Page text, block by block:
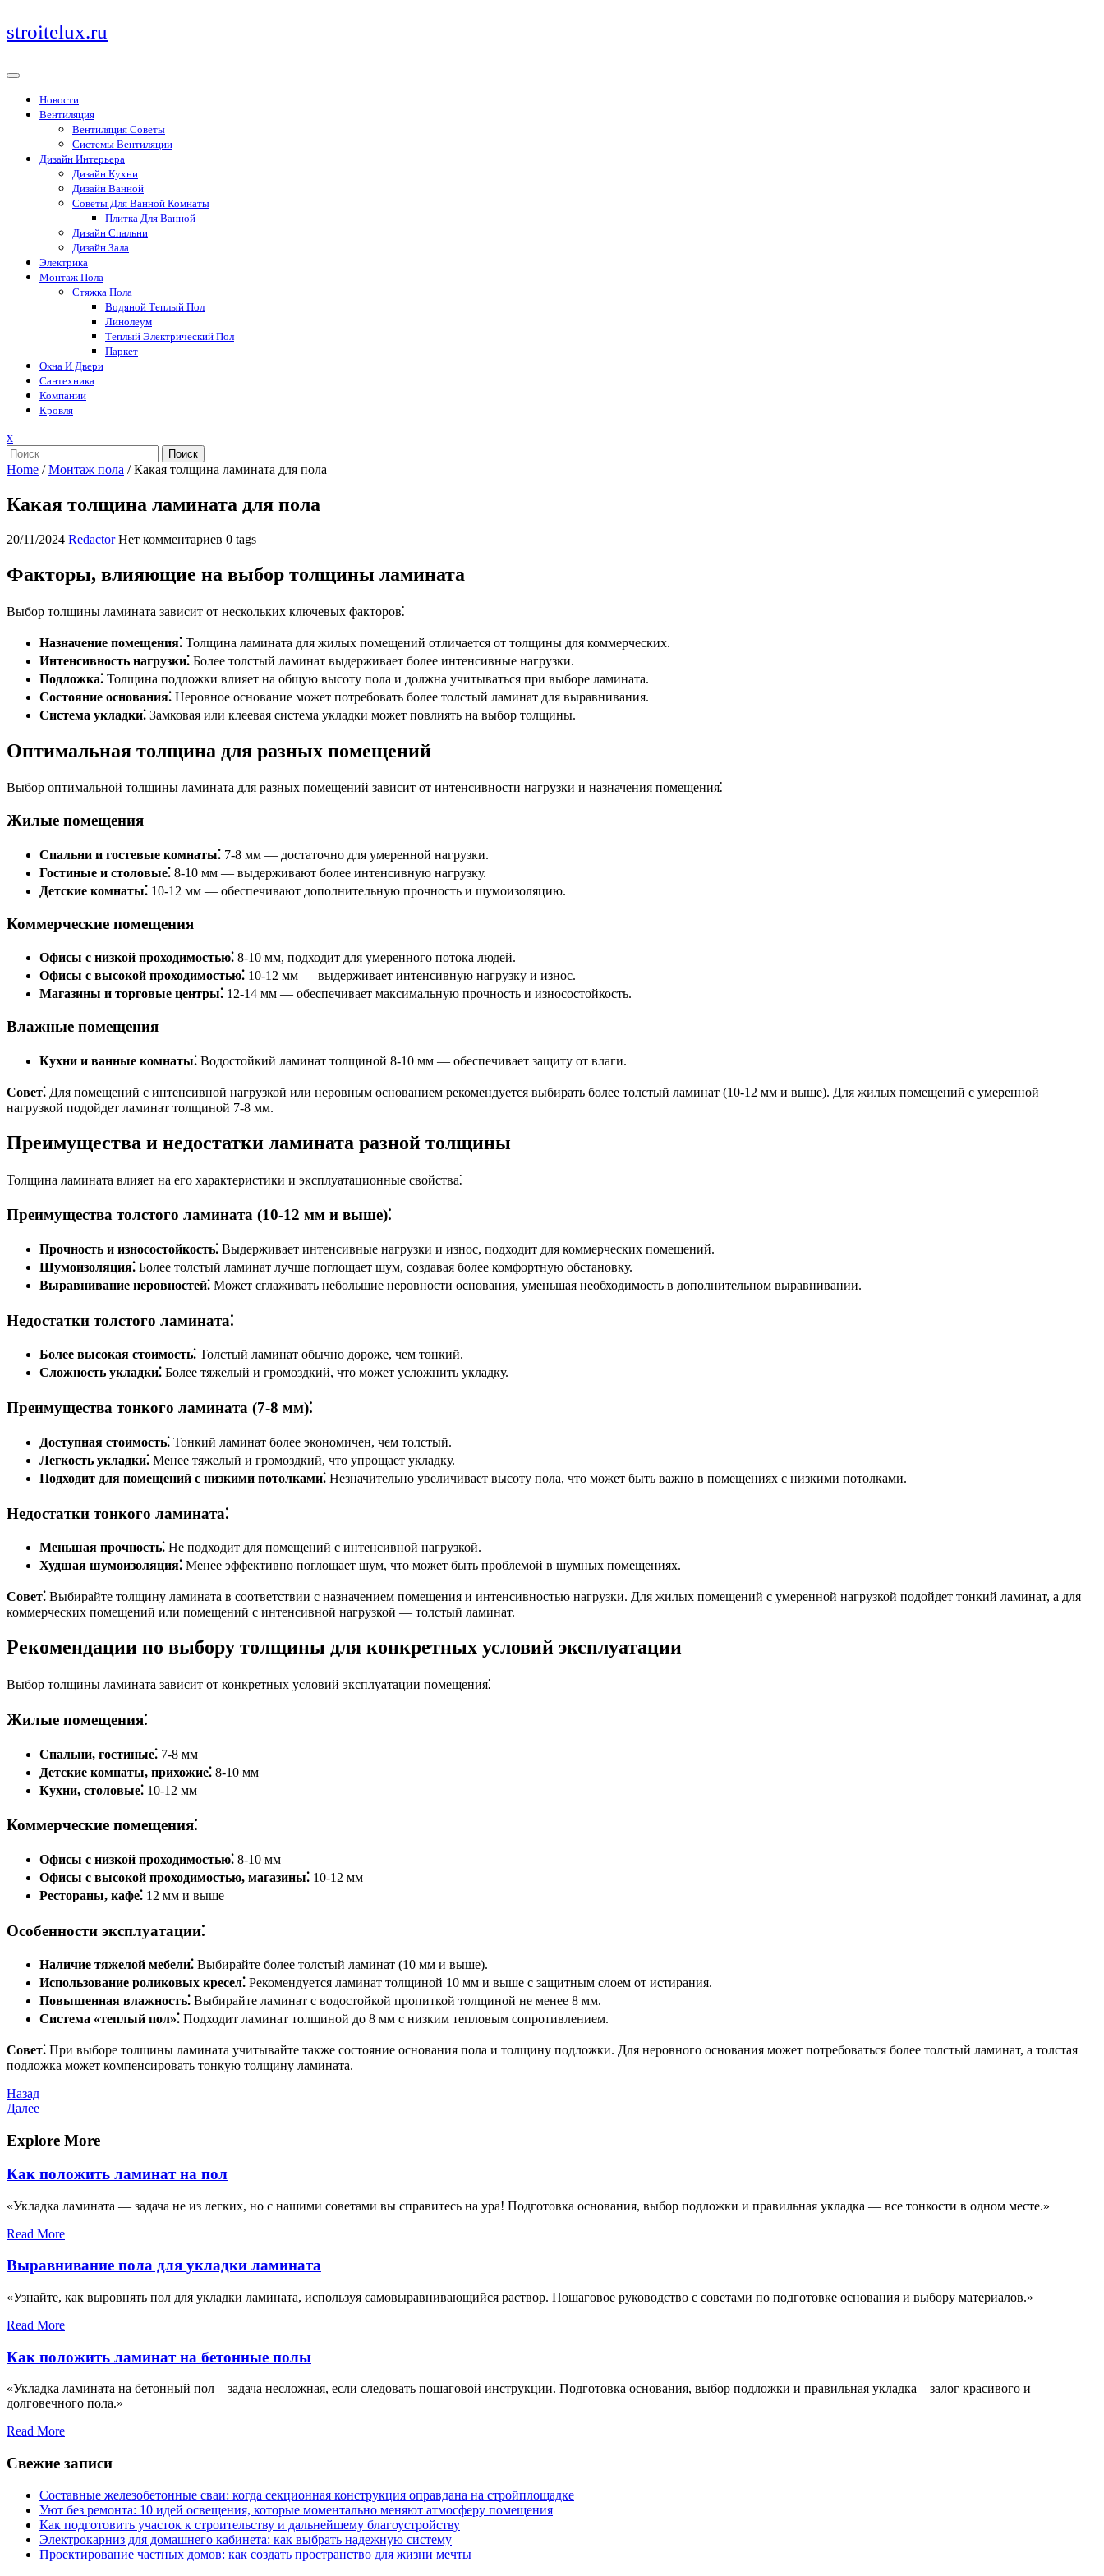
Перейти
к
stroitelux.ru
Новости
Вентиляция
Вентиляция Советы
Системы Вентиляции
Дизайн Интерьера
Дизайн Кухни
Дизайн Ванной
Советы Для Ванной Комнаты
Плитка Для Ванной
Дизайн Спальни
Дизайн Зала
Электрика
Монтаж Пола
Стяжка Пола
Водяной Теплый Пол
Линолеум
Теплый Электрический Пол
Паркет
Окна И Двери
Сантехника
Компании
Кровля
xЗакрыть
меню
Поиск
Home /Монтаж пола /Какая толщина ламината для пола
Какая толщина ламината для пола
20/11/2024 Redactor Нет комментариев 0 tags
Факторы, влияющие на выбор толщины ламината
Выбор толщины ламината зависит от нескольких ключевых факторов⁚
Назначение помещения⁚ Толщина ламината для жилых помещений отличается от толщины для коммерческих.
Интенсивность нагрузки⁚ Более толстый ламинат выдерживает более интенсивные нагрузки.
Подложка⁚ Толщина подложки влияет на общую высоту пола и должна учитываться при выборе ламината.
Состояние основания⁚ Неровное основание может потребовать более толстый ламинат для выравнивания.
Система укладки⁚ Замковая или клеевая система укладки может повлиять на выбор толщины.
Оптимальная толщина для разных помещений
Выбор оптимальной толщины ламината для разных помещений зависит от интенсивности нагрузки и назначения помещения⁚
Жилые помещения
Спальни и гостевые комнаты⁚ 7-8 мм — достаточно для умеренной нагрузки.
Гостиные и столовые⁚ 8-10 мм — выдерживают более интенсивную нагрузку.
Детские комнаты⁚ 10-12 мм — обеспечивают дополнительную прочность и шумоизоляцию.
Коммерческие помещения
Офисы с низкой проходимостью⁚ 8-10 мм, подходит для умеренного потока людей.
Офисы с высокой проходимостью⁚ 10-12 мм — выдерживает интенсивную нагрузку и износ.
Магазины и торговые центры⁚ 12-14 мм — обеспечивает максимальную прочность и износостойкость.
Влажные помещения
Кухни и ванные комнаты⁚ Водостойкий ламинат толщиной 8-10 мм — обеспечивает защиту от влаги.
Совет⁚ Для помещений с интенсивной нагрузкой или неровным основанием рекомендуется выбирать более толстый ламинат (10-12 мм и выше). Для жилых помещений с умеренной
нагрузкой подойдет ламинат толщиной 7-8 мм.
Преимущества и недостатки ламината разной толщины
Толщина ламината влияет на его характеристики и эксплуатационные свойства⁚
Преимущества толстого ламината (10-12 мм и выше)⁚
Прочность и износостойкость⁚ Выдерживает интенсивные нагрузки и износ, подходит для коммерческих помещений.
Шумоизоляция⁚ Более толстый ламинат лучше поглощает шум, создавая более комфортную обстановку.
Выравнивание неровностей⁚ Может сглаживать небольшие неровности основания, уменьшая необходимость в дополнительном выравнивании.
Недостатки толстого ламината⁚
Более высокая стоимость⁚ Толстый ламинат обычно дороже, чем тонкий.
Сложность укладки⁚ Более тяжелый и громоздкий, что может усложнить укладку.
Преимущества тонкого ламината (7-8 мм)⁚
Доступная стоимость⁚ Тонкий ламинат более экономичен, чем толстый.
Легкость укладки⁚ Менее тяжелый и громоздкий, что упрощает укладку.
Подходит для помещений с низкими потолками⁚ Незначительно увеличивает высоту пола, что может быть важно в помещениях с низкими потолками.
Недостатки тонкого ламината⁚
Меньшая прочность⁚ Не подходит для помещений с интенсивной нагрузкой.
Худшая шумоизоляция⁚ Менее эффективно поглощает шум, что может быть проблемой в шумных помещениях.
Совет⁚ Выбирайте толщину ламината в соответствии с назначением помещения и интенсивностью нагрузки. Для жилых помещений с умеренной нагрузкой подойдет тонкий ламинат, а для
коммерческих помещений или помещений с интенсивной нагрузкой — толстый ламинат.
Рекомендации по выбору толщины для конкретных условий эксплуатации
Выбор толщины ламината зависит от конкретных условий эксплуатации помещения⁚
Жилые помещения⁚
Спальни, гостиные⁚ 7-8 мм
Детские комнаты, прихожие⁚ 8-10 мм
Кухни, столовые⁚ 10-12 мм
Коммерческие помещения⁚
Офисы с низкой проходимостью⁚ 8-10 мм
Офисы с высокой проходимостью, магазины⁚ 10-12 мм
Рестораны, кафе⁚ 12 мм и выше
Особенности эксплуатации⁚
Наличие тяжелой мебели⁚ Выбирайте более толстый ламинат (10 мм и выше).
Использование роликовых кресел⁚ Рекомендуется ламинат толщиной 10 мм и выше с защитным слоем от истирания.
Повышенная влажность⁚ Выбирайте ламинат с водостойкой пропиткой толщиной не менее 8 мм.
Система «теплый пол»⁚ Подходит ламинат толщиной до 8 мм с низким тепловым сопротивлением.
Совет⁚ При выборе толщины ламината учитывайте также состояние основания пола и толщину подложки. Для неровного основания может потребоваться более толстый ламинат, а толстая
подложка может компенсировать тонкую толщину ламината.
Навигация
по
записям
Предыдущая
запись
Назад
Следующая
Далее
Explore More
Как положить ламинат на пол
«Укладка ламината — задача не из легких, но с нашими советами вы справитесь на ура! Подготовка основания, выбор подложки и правильная укладка — все тонкости в одном месте.»
Read More
Выравнивание пола для укладки ламината
«Узнайте, как выровнять пол для укладки ламината, используя самовыравнивающийся раствор. Пошаговое руководство с советами по подготовке основания и выбору материалов.»
Read More
Как положить ламинат на бетонные полы
«Укладка ламината на бетонный пол – задача несложная, если следовать пошаговой инструкции. Подготовка основания, выбор подложки и правильная укладка – залог красивого и
долговечного пола.»
Read More
Свежие записи
Составные железобетонные сваи: когда секционная конструкция оправдана на стройплощадке
Уют без ремонта: 10 идей освещения, которые моментально меняют атмосферу помещения
Как подготовить участок к строительству и дальнейшему благоустройству
Электрокарниз для домашнего кабинета: как выбрать надежную систему
Проектирование частных домов: как создать пространство для жизни мечты